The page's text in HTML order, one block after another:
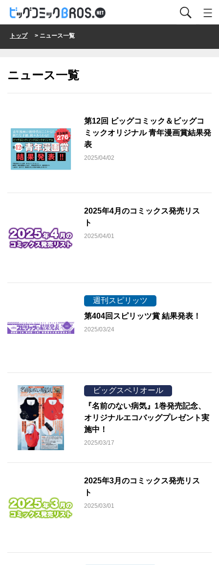
トップ> ニュース一覧
ニュース一覧
第12回 ビッグコミック＆ビッグコ
ミックオリジナル 青年漫画賞結果発
表
2025/04/02
2025年4月のコミックス発売リス
ト
2025/04/01
週刊スピリッツ
第404回スピリッツ賞 結果発表！
2025/03/24
ビッグスペリオール
『名前のない病気』1巻発売記念、
オリジナルエコバッグプレゼント実
施中！
2025/03/17
2025年3月のコミックス発売リス
ト
2025/03/01